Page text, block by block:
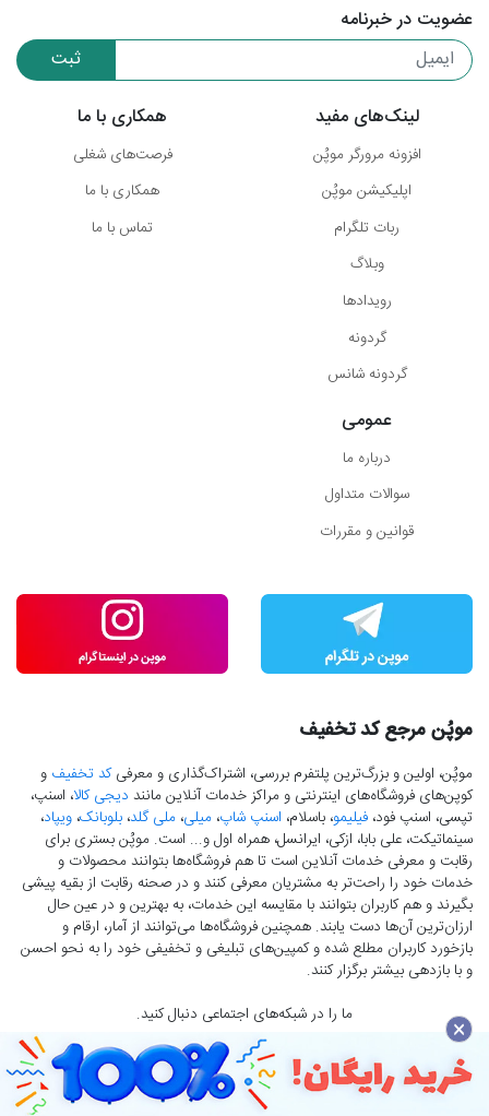
عضویت در خبرنامه
ثبت
لینک‌های مفید
افزونه مرورگر موپُن
اپلیکیشن موپُن
ربات تلگرام
وبلاگ
رویدادها
گردونه
گردونه شانس
همکاری با ما
فرصت‌های شغلی
همکاری با ما
تماس با ما
عمومی
درباره ما
سوالات متداول
قوانین و مقررات
موپُن مرجع کد تخفیف
موپُن، اولین و بزرگ‌ترین پلتفرم بررسی، اشتراک‌گذاری و معرفیکد تخفیف و
کوپن‌های فروشگاه‌های اینترنتی و مراکز خدمات آنلاین مانند دیجی کالا، اسنپ،
تپسی، اسنپ فود، فیلیمو، باسلام، اسنپ شاپ، میلی، ملی گلد، بلوبانک، ویپاد،
سینماتیکت، علی بابا، ازکی، ایرانسل، همراه اول و... است. موپُن بستری برای
رقابت و معرفی خدمات آنلاین است تا هم فروشگاه‌ها بتوانند محصولات و
خدمات خود را راحت‌تر به مشتریان معرفی کنند و در صحنه رقابت از بقیه پیشی
بگیرند و هم کاربران بتوانند با مقایسه این خدمات، به بهترین و در عین حال
ارزان‌ترین آن‌ها دست‌ یابند. همچنین فروشگاه‌ها می‌توانند از آمار، ارقام و
بازخورد کاربران مطلع شده و کمپین‌های تبلیغی و تخفیفی خود را به نحو احسن
و با بازدهی بیشتر برگزار کنند.
ما را در شبکه‌های اجتماعی دنبال کنید.
تمامی حقوق برای موپُن محفوظ است.
×